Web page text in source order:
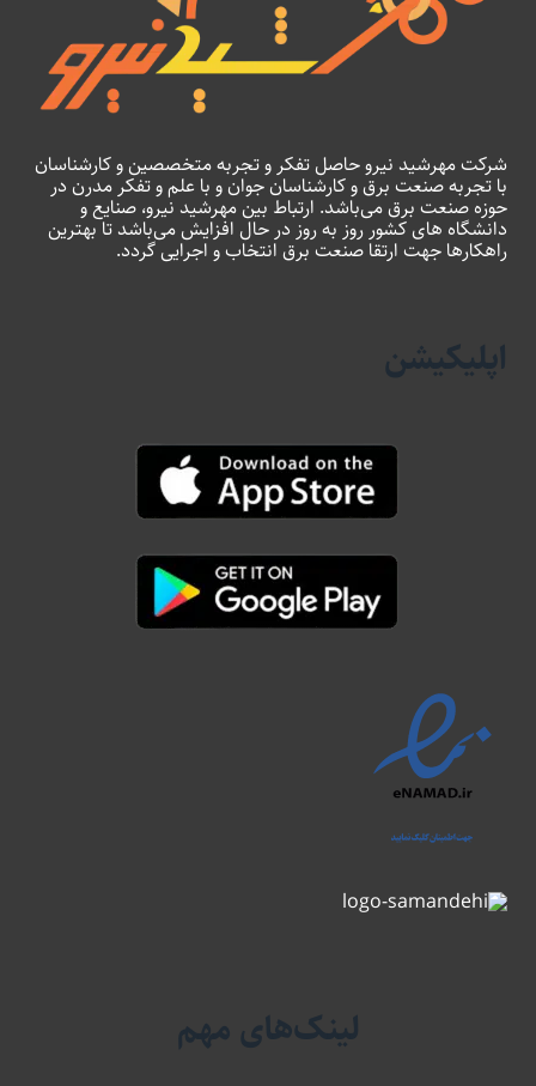
شرکت مهرشید نیرو حاصل تفکر و تجربه متخصصین و کارشناسان
با تجربه صنعت برق و کارشناسان جوان و با علم و تفکر مدرن در
حوزه صنعت برق می‌باشد. ارتباط بین مهرشید نیرو، صنایع و
دانشگاه های کشور روز به روز در حال افزایش می‌باشد تا بهترین
راهکارها جهت ارتقا صنعت برق انتخاب و اجرایی گردد.
اپلیکیشن
لینک‌های مهم